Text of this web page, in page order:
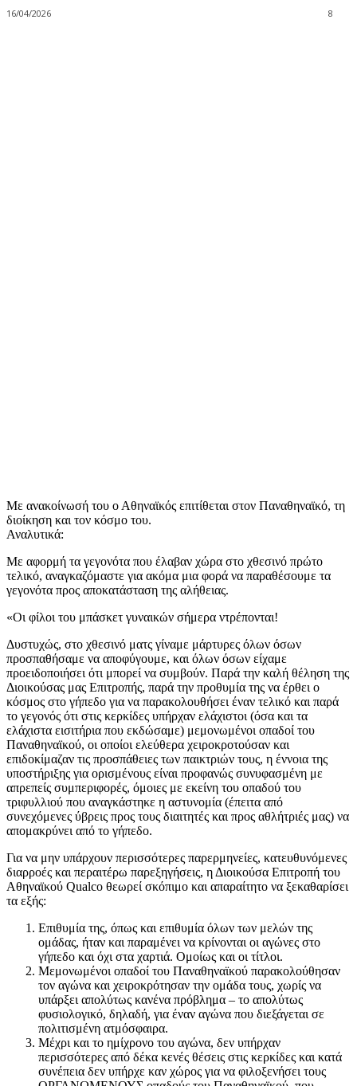
16/04/2026 8
Με ανακοίνωσή του ο Αθηναϊκός επιτίθεται στον Παναθηναϊκό, τη
διοίκηση και τον κόσμο του.
Αναλυτικά:
Με αφορμή τα γεγονότα που έλαβαν χώρα στο χθεσινό πρώτο
τελικό, αναγκαζόμαστε για ακόμα μια φορά να παραθέσουμε τα
γεγονότα προς αποκατάσταση της αλήθειας.
«Οι φίλοι του μπάσκετ γυναικών σήμερα ντρέπονται!
Δυστυχώς, στο χθεσινό ματς γίναμε μάρτυρες όλων όσων
προσπαθήσαμε να αποφύγουμε, και όλων όσων είχαμε
προειδοποιήσει ότι μπορεί να συμβούν. Παρά την καλή θέληση της
Διοικούσας μας Επιτροπής, παρά την προθυμία της να έρθει ο
κόσμος στο γήπεδο για να παρακολουθήσει έναν τελικό και παρά
το γεγονός ότι στις κερκίδες υπήρχαν ελάχιστοι (όσα και τα
ελάχιστα εισιτήρια που εκδώσαμε) μεμονωμένοι οπαδοί του
Παναθηναϊκού, οι οποίοι ελεύθερα χειροκροτούσαν και
επιδοκίμαζαν τις προσπάθειες των παικτριών τους, η έννοια της
υποστήριξης για ορισμένους είναι προφανώς συνυφασμένη με
απρεπείς συμπεριφορές, όμοιες με εκείνη του οπαδού του
τριφυλλιού που αναγκάστηκε η αστυνομία (έπειτα από
συνεχόμενες ύβρεις προς τους διαιτητές και προς αθλήτριές μας) να
απομακρύνει από το γήπεδο.
Για να μην υπάρχουν περισσότερες παρερμηνείες, κατευθυνόμενες
διαρροές και περαιτέρω παρεξηγήσεις, η Διοικούσα Επιτροπή του
Αθηναϊκού Qualco θεωρεί σκόπιμο και απαραίτητο να ξεκαθαρίσει
τα εξής:
Επιθυμία της, όπως και επιθυμία όλων των μελών της
ομάδας, ήταν και παραμένει να κρίνονται οι αγώνες στο
γήπεδο και όχι στα χαρτιά. Ομοίως και οι τίτλοι.
Μεμονωμένοι οπαδοί του Παναθηναϊκού παρακολούθησαν
τον αγώνα και χειροκρότησαν την ομάδα τους, χωρίς να
υπάρξει απολύτως κανένα πρόβλημα – το απολύτως
φυσιολογικό, δηλαδή, για έναν αγώνα που διεξάγεται σε
πολιτισμένη ατμόσφαιρα.
Μέχρι και το ημίχρονο του αγώνα, δεν υπήρχαν
περισσότερες από δέκα κενές θέσεις στις κερκίδες και κατά
συνέπεια δεν υπήρχε καν χώρος για να φιλοξενήσει τους